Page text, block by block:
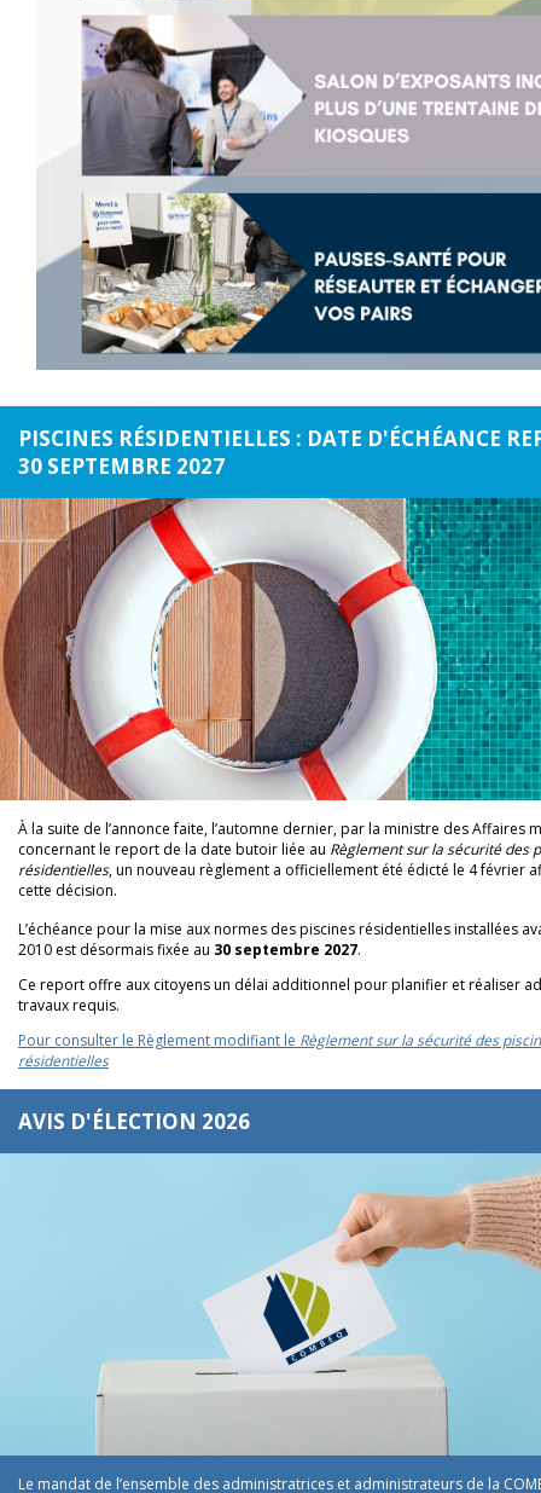
PISCINES RÉSIDENTIELLES : DATE D'ÉCHÉANCE
30 SEPTEMBRE 2027
À la suite de l’annonce faite, l’automne dernier, par la ministre des Affaires
concernant le report de la date butoir liée au Règlement sur la sécurité des
résidentielles, un nouveau règlement a officiellement été édicté le 4 février
cette décision.
L’échéance pour la mise aux normes des piscines résidentielles installées
2010 est désormais fixée au 30 septembre 2027.
Ce report offre aux citoyens un délai additionnel pour planifier et réaliser
travaux requis.
Pour consulter le Règlement modifiant le Règlement sur la sécurité des
résidentielles
AVIS D'ÉLECTION 2026
Le mandat de l’ensemble des administratrices et administrateurs de la